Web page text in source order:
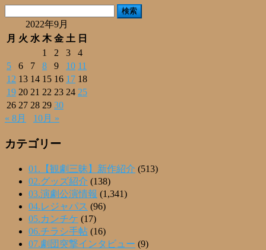
2022年9月
月 火 水 木 金 土 日
1
2 3
4
5
6 7 8 9 10 11
12 13 14 15 16 17 18
19 20 21 22 23 24 25
26 27 28 29 30
« 8月
10月 »
カテゴリー
01.【観劇三昧】新作紹介 (513)
02.グッズ紹介 (138)
03.演劇公演情報 (1,341)
04.レジャパス (96)
05.カンチケ (17)
06.チラシ手帖 (16)
07.劇団突撃インタビュー (9)